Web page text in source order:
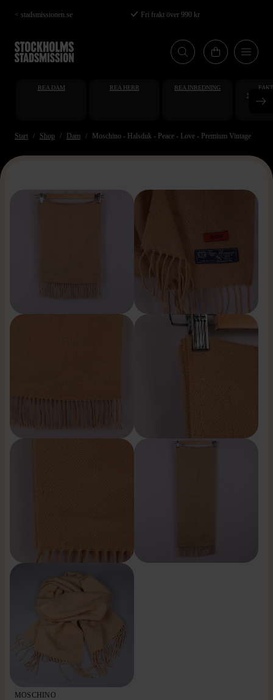
Hoppa
till
huvudinnehåll
< stadsmissionen.se Fri frakt över 990 kr
REA DAM REA HERR REA INREDNING
Start Shop Dam Moschino - Halsduk - Peace - Love - Premium Vintage
MOSCHINO